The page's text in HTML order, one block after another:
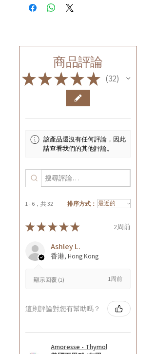
商品評論
★★★★★ 32
32
該產品還沒有任何評論，因此
請查看我們的其他評論。
1 - 6，共 32 排序方式：
★★★★★ 2周前
Ashley L.
香港, Hong Kong
顯示回覆 (1) 1周前
這則評論對您有幫助嗎？
Amoresse - Thymol